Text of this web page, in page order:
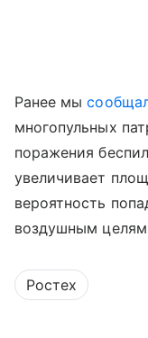
Ранее мы
многопульных
поражения
увеличивает
вероятность
воздушным
Ростех